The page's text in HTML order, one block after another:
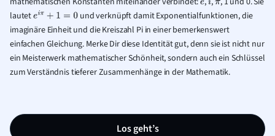
e i π
lauteteiπ +1=0
und verknüpft damit Exponentialfunktionen, die
imaginäre Einheit und die Kreiszahl Pi in einer bemerkenswert
einfachen Gleichung. Merke Dir diese Identität gut, denn sie ist nicht nur
ein Meisterwerk mathematischer Schönheit, sondern auch ein Schlüssel
zum Verständnis tieferer Zusammenhänge in der Mathematik.
Los geht’s